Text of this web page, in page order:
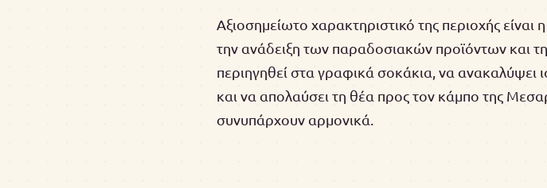
Αξιοσημείωτο χαρακτηριστικό της περιοχής
την ανάδειξη των παραδοσιακών προϊόντων και
περιηγηθεί στα γραφικά σοκάκια, να ανακαλύψει
και να απολαύσει τη θέα προς τον κάμπο της
συνυπάρχουν αρμονικά.